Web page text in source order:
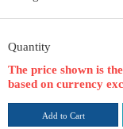
Quantity
The price shown is
based on currency
Add to Cart